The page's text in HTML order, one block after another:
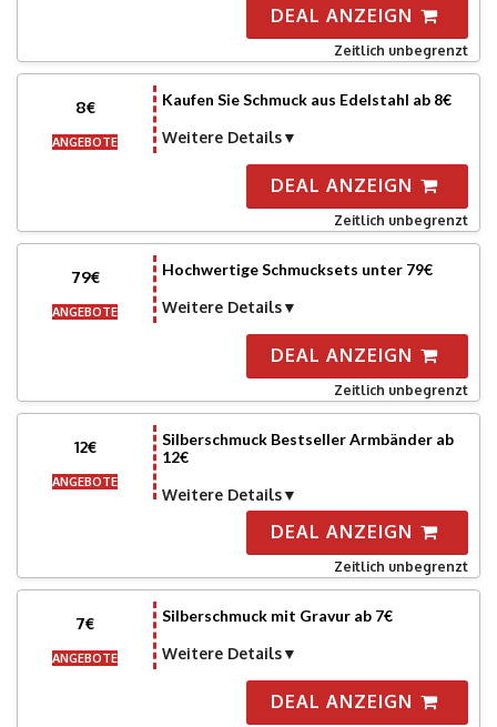
DEAL ANZEIGN
Zeitlich unbegrenzt
8€
ANGEBOTE
Kaufen Sie Schmuck aus Edelstahl ab 8€
Weitere Details
DEAL ANZEIGN
Zeitlich unbegrenzt
79€
ANGEBOTE
Hochwertige Schmucksets unter 79€
Weitere Details
DEAL ANZEIGN
Zeitlich unbegrenzt
12€
ANGEBOTE
Silberschmuck Bestseller Armbänder ab
12€
Weitere Details
DEAL ANZEIGN
Zeitlich unbegrenzt
7€
ANGEBOTE
Silberschmuck mit Gravur ab 7€
Weitere Details
DEAL ANZEIGN